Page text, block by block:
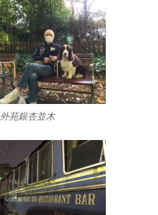
外苑銀杏並木